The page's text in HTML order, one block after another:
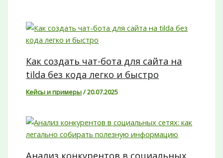
Как создать чат-бота для сайта на
tilda без кода легко и быстро
Кейсы и примеры/20.07.2025